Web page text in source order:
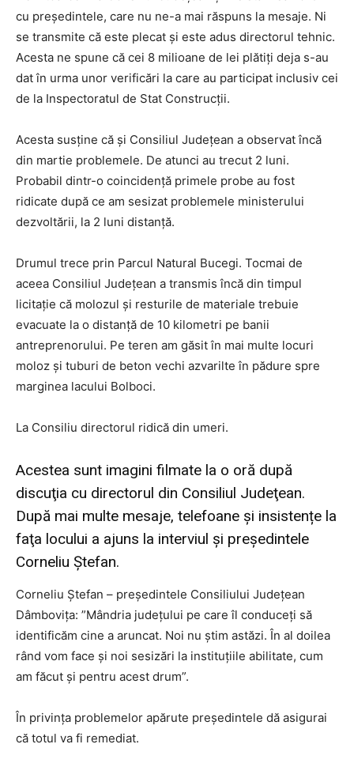
cu preşedintele, care nu ne-a mai răspuns la mesaje. Ni
se transmite că este plecat şi este adus directorul tehnic.
Acesta ne spune că cei 8 milioane de lei plătiţi deja s-au
dat în urma unor verificări la care au participat inclusiv cei
de la Inspectoratul de Stat Construcţii.
Acesta susţine că şi Consiliul Judeţean a observat încă
din martie problemele. De atunci au trecut 2 luni.
Probabil dintr-o coincidenţă primele probe au fost
ridicate după ce am sesizat problemele ministerului
dezvoltării, la 2 luni distanţă.
Drumul trece prin Parcul Natural Bucegi. Tocmai de
aceea Consiliul Judeţean a transmis încă din timpul
licitaţie că molozul şi resturile de materiale trebuie
evacuate la o distanţă de 10 kilometri pe banii
antreprenorului. Pe teren am găsit în mai multe locuri
moloz şi tuburi de beton vechi azvarilte în pădure spre
marginea lacului Bolboci.
La Consiliu directorul ridică din umeri.
Acestea sunt imagini filmate la o oră după
discuţia cu directorul din Consiliul Judeţean.
După mai multe mesaje, telefoane şi insistențe la
faţa locului a ajuns la interviul şi preşedintele
Corneliu Ștefan.
Corneliu Ştefan – preşedintele Consiliului Judeţean
Dâmboviţa: ”Mândria judeţului pe care îl conduceţi să
identificăm cine a aruncat. Noi nu ştim astăzi. În al doilea
rând vom face şi noi sesizări la instituţiile abilitate, cum
am făcut şi pentru acest drum”.
În privinţa problemelor apărute preşedintele dă asigurai
că totul va fi remediat.